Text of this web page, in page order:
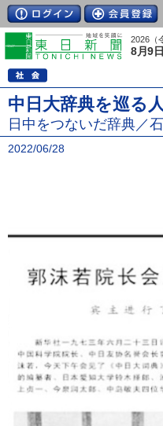
2026（
8月9
中日大辞典を巡る
日中をつないだ辞典／
2022/06/28